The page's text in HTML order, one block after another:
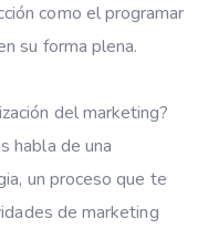
como el programar
su forma plena.
del marketing?
habla de una
un proceso que te
de marketing